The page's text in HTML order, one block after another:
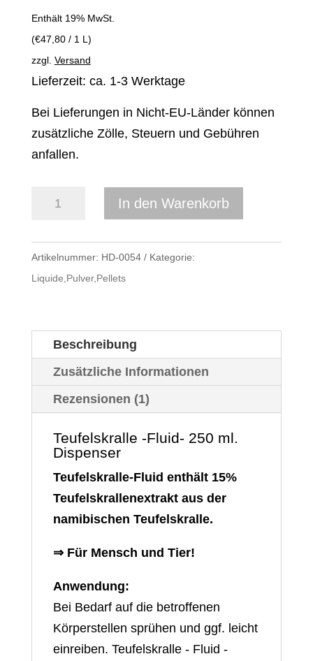
Enthält 19% MwSt.
(€47,80/ 1 L)
zzgl. Versand
Lieferzeit: ca. 1-3 Werktage
Bei Lieferungen in Nicht-EU-Länder können
zusätzliche Zölle, Steuern und Gebühren
anfallen.
Teufelskralle
Fluid-
(250
ml)
In den Warenkorb
Artikelnummer: HD-0054
Kategorie:
Liquide,Pulver,Pellets
Beschreibung
Zusätzliche Informationen
Rezensionen (1)
Teufelskralle -Fluid- 250 ml.
Dispenser
Teufelskralle-Fluid enthält 15%
Teufelskrallenextrakt aus der
namibischen Teufelskralle.
⇒ Für Mensch und Tier!
Anwendung:
Bei Bedarf auf die betroffenen
Körperstellen sprühen und ggf. leicht
einreiben. Teufelskralle - Fluid -